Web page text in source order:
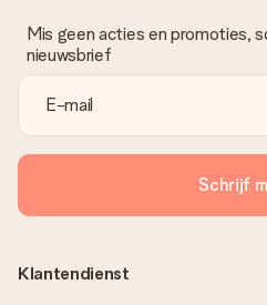
Mis geen acties en promoties,
nieuwsbrief
Schrijf
Klantendienst